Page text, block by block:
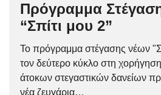
Πρόγραμμα
“Σπίτι μου 2”
Το πρόγραμμα στέγασης νέων
τον δεύτερο κύκλο στη
άτοκων στεγαστικών δανείων
νέα ζευγάρια…